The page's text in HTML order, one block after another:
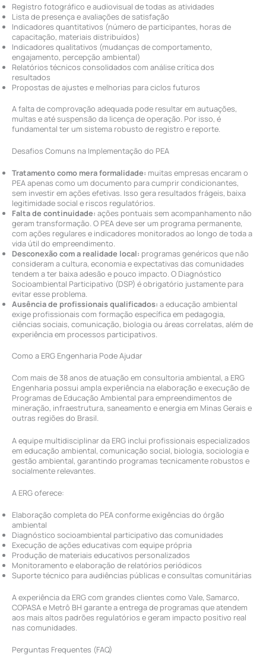
Registro fotográfico e audiovisual de todas as atividades
Lista de presença e avaliações de satisfação
Indicadores quantitativos (número de participantes, horas de
capacitação, materiais distribuídos)
Indicadores qualitativos (mudanças de comportamento,
engajamento, percepção ambiental)
Relatórios técnicos consolidados com análise crítica dos
resultados
Propostas de ajustes e melhorias para ciclos futuros
A falta de comprovação adequada pode resultar em autuações,
multas e até suspensão da licença de operação. Por isso, é
fundamental ter um sistema robusto de registro e reporte.
Desafios Comuns na Implementação do PEA
Tratamento como mera formalidade: muitas empresas encaram o
PEA apenas como um documento para cumprir condicionantes,
sem investir em ações efetivas. Isso gera resultados frágeis, baixa
legitimidade social e riscos regulatórios.
Falta de continuidade: ações pontuais sem acompanhamento não
geram transformação. O PEA deve ser um programa permanente,
com ações regulares e indicadores monitorados ao longo de toda a
vida útil do empreendimento.
Desconexão com a realidade local: programas genéricos que não
consideram a cultura, economia e expectativas das comunidades
tendem a ter baixa adesão e pouco impacto. O Diagnóstico
Socioambiental Participativo (DSP) é obrigatório justamente para
evitar esse problema.
Ausência de profissionais qualificados: a educação ambiental
exige profissionais com formação específica em pedagogia,
ciências sociais, comunicação, biologia ou áreas correlatas, além de
experiência em processos participativos.
Como a ERG Engenharia Pode Ajudar
Com mais de 38 anos de atuação em consultoria ambiental, a ERG
Engenharia possui ampla experiência na elaboração e execução de
Programas de Educação Ambiental para empreendimentos de
mineração, infraestrutura, saneamento e energia em Minas Gerais e
outras regiões do Brasil.
A equipe multidisciplinar da ERG inclui profissionais especializados
em educação ambiental, comunicação social, biologia, sociologia e
gestão ambiental, garantindo programas tecnicamente robustos e
socialmente relevantes.
A ERG oferece:
Elaboração completa do PEA conforme exigências do órgão
ambiental
Diagnóstico socioambiental participativo das comunidades
Execução de ações educativas com equipe própria
Produção de materiais educativos personalizados
Monitoramento e elaboração de relatórios periódicos
Suporte técnico para audiências públicas e consultas comunitárias
A experiência da ERG com grandes clientes como Vale, Samarco,
COPASA e Metrô BH garante a entrega de programas que atendem
aos mais altos padrões regulatórios e geram impacto positivo real
nas comunidades.
Perguntas Frequentes (FAQ)